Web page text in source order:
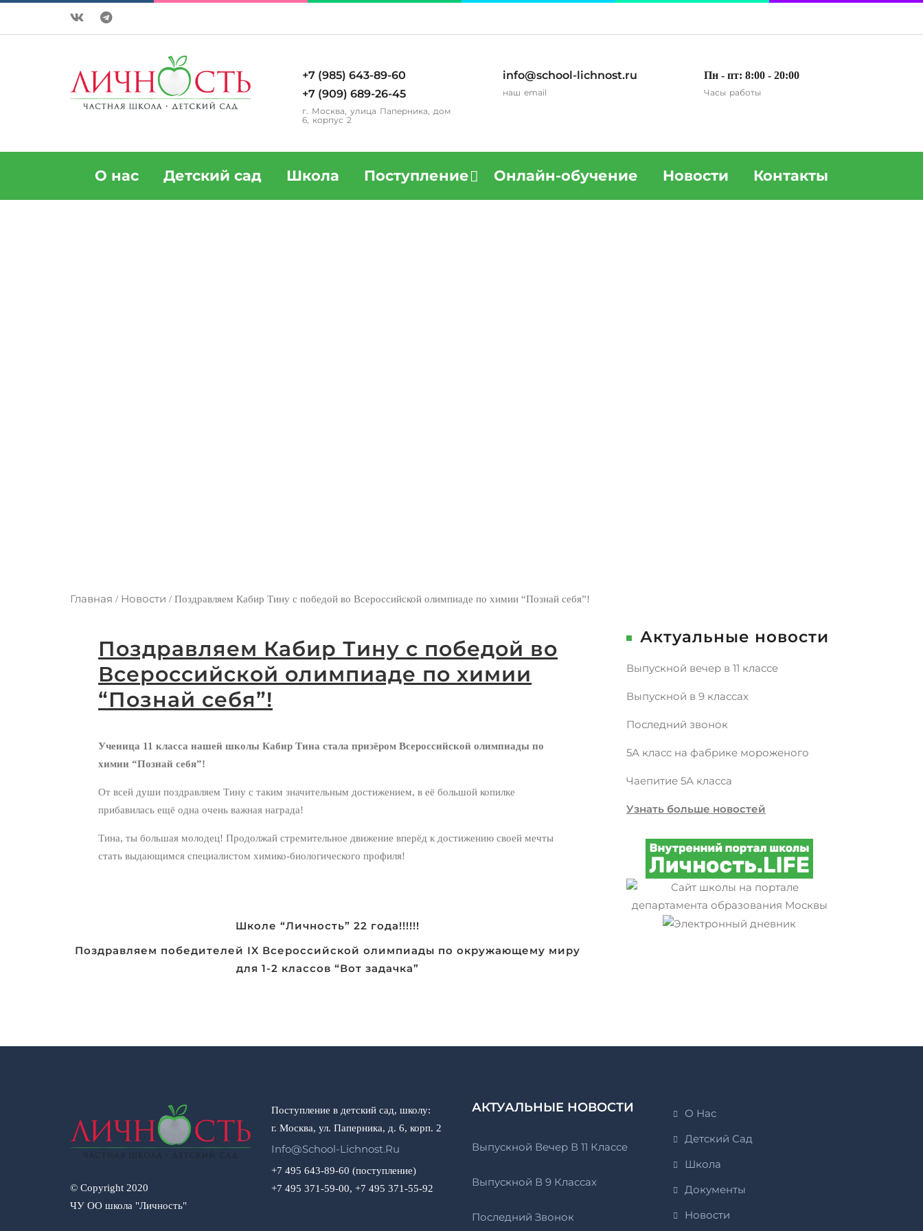
+7 (985) 643-89-60
+7 (909) 689-26-45
г. Москва, улица Паперника, дом
6, корпус 2
info@school-lichnost.ru
наш email
Пн - пт: 8:00 - 20:00
Часы работы
О нас Детский сад Школа Поступление Онлайн-обучение Новости Контакты
Главная / Новости / Поздравляем Кабир Тину с победой во Всероссийской олимпиаде по химии “Познай себя”!
Поздравляем Кабир Тину с победой во
Всероссийской олимпиаде по химии
“Познай себя”!
Ученица 11 класса нашей школы Кабир Тина стала призёром Всероссийской олимпиады по
химии “Познай себя”!
От всей души поздравляем Тину с таким значительным достижением, в её большой копилке
прибавилась ещё одна очень важная награда!
Тина, ты большая молодец! Продолжай стремительное движение вперёд к достижению своей мечты
стать выдающимся специалистом химико-биологического профиля!
по
Школе “Личность” 22 года!!!!!!
Поздравляем победителей IX Всероссийской олимпиады по окружающему миру
для 1-2 классов “Вот задачка”
Актуальные новости
Выпускной вечер в 11 классе
Выпускной в 9 классах
Последний звонок
5А класс на фабрике мороженого
Чаепитие 5А класса
Узнать больше новостей
© Copyright 2020
ЧУ ОО школа "Личность"
Поступление в детский сад, школу:
г. Москва, ул. Паперника, д. 6, корп. 2
Info@school-Lichnost.ru
+7 495 643-89-60 (поступление)
+7 495 371-59-00, +7 495 371-55-92
АКТУАЛЬНЫЕ НОВОСТИ
Выпускной Вечер В 11 Классе
Выпускной В 9 Классах
Последний Звонок
О Нас
Детский Сад
Школа
Документы
Новости